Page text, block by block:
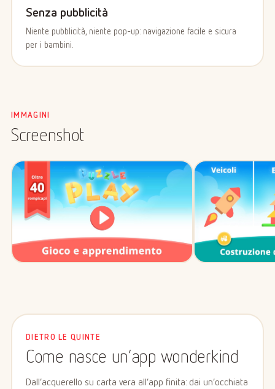
Senza pubblicità
Niente pubblicità, niente pop-up: navigazione facile e sicura
per i bambini.
IMMAGINI
Screenshot
DIETRO LE QUINTE
Come nasce un’app wonderkind
Dall’acquerello su carta vera all’app finita: dai un’occhiata